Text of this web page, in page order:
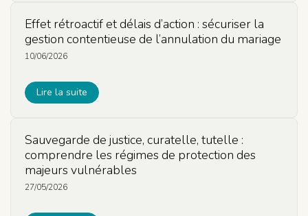
Effet rétroactif et délais d’action : sécuriser la
gestion contentieuse de l’annulation du mariage
10/06/2026
Lire la suite
Sauvegarde de justice, curatelle, tutelle :
comprendre les régimes de protection des
majeurs vulnérables
27/05/2026